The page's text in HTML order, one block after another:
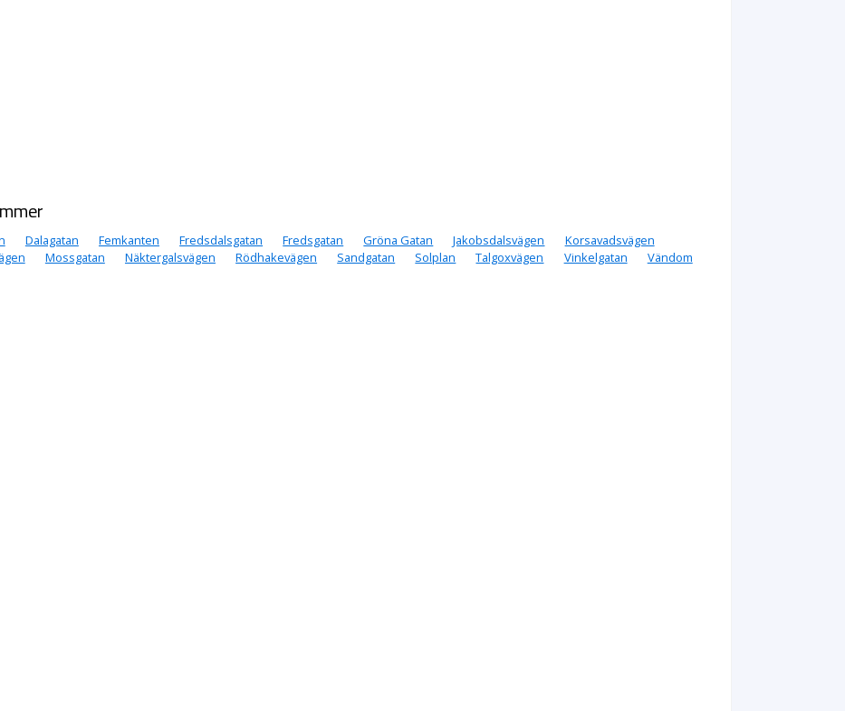
Dalagatan Femkanten Fredsdalsgatan Fredsgatan Gröna Gatan Jakobsdalsvägen
Korsavadsvägen
Mossgatan Näktergalsvägen Rödhakevägen Sandgatan Solplan Talgoxvägen Vinkelgatan
Vändom